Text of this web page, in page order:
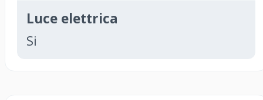
Luce elettrica
Si